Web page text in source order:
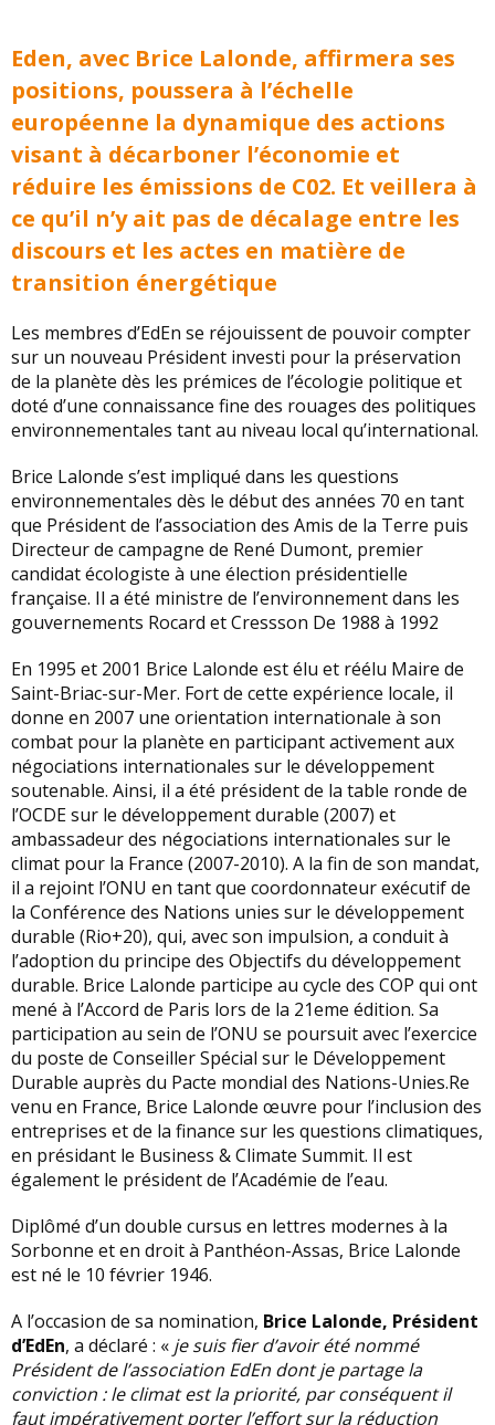
Eden, avec Brice Lalonde, affirmera ses
positions, poussera à l’échelle
européenne la dynamique des actions
visant à décarboner l’économie et
réduire les émissions de C02. Et veillera à
ce qu’il n’y ait pas de décalage entre les
discours et les actes en matière de
transition énergétique
Les membres d’EdEn se réjouissent de pouvoir compter
sur un nouveau Président investi pour la préservation
de la planète dès les prémices de l’écologie politique et
doté d’une connaissance fine des rouages des politiques
environnementales tant au niveau local qu’international.
Brice Lalonde s’est impliqué dans les questions
environnementales dès le début des années 70 en tant
que Président de l’association des Amis de la Terre puis
Directeur de campagne de René Dumont, premier
candidat écologiste à une élection présidentielle
française. Il a été ministre de l’environnement dans les
gouvernements Rocard et Cressson De 1988 à 1992
En 1995 et 2001 Brice Lalonde est élu et réélu Maire de
Saint-Briac-sur-Mer. Fort de cette expérience locale, il
donne en 2007 une orientation internationale à son
combat pour la planète en participant activement aux
négociations internationales sur le développement
soutenable. Ainsi, il a été président de la table ronde de
l’OCDE sur le développement durable (2007) et
ambassadeur des négociations internationales sur le
climat pour la France (2007-2010). A la fin de son mandat,
il a rejoint l’ONU en tant que coordonnateur exécutif de
la Conférence des Nations unies sur le développement
durable (Rio+20), qui, avec son impulsion, a conduit à
l’adoption du principe des Objectifs du développement
durable. Brice Lalonde participe au cycle des COP qui ont
mené à l’Accord de Paris lors de la 21eme édition. Sa
participation au sein de l’ONU se poursuit avec l’exercice
du poste de Conseiller Spécial sur le Développement
Durable auprès du Pacte mondial des Nations-Unies.Re
venu en France, Brice Lalonde œuvre pour l’inclusion des
entreprises et de la finance sur les questions climatiques,
en présidant le Business & Climate Summit. Il est
également le président de l’Académie de l’eau.
Diplômé d’un double cursus en lettres modernes à la
Sorbonne et en droit à Panthéon-Assas, Brice Lalonde
est né le 10 février 1946.
A l’occasion de sa nomination, Brice Lalonde, Président
d’EdEn, a déclaré : « je suis fier d’avoir été nommé
Président de l’association EdEn dont je partage la
conviction : le climat est la priorité, par conséquent il
faut impérativement porter l’effort sur la réduction